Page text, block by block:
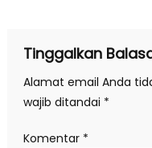
Tinggalkan
Alamat email Anda
wajib ditandai *
Komentar *